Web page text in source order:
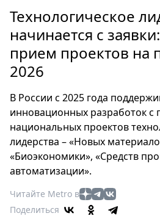
Россия
Мир
Здоровье
Мода
Театр
Кино
Афиша
Книги
Выставки
Пресс-
Технологическое
начинается с
прием проектов на
2026
В России с 2025 года
инновационных разработок
национальных проектов
лидерства – «Новых
«Биоэкономики», «Средств
автоматизации».
Читайте Metro в
Поделиться